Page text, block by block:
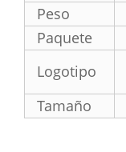
Peso
Paquete
Logotipo
Tamaño